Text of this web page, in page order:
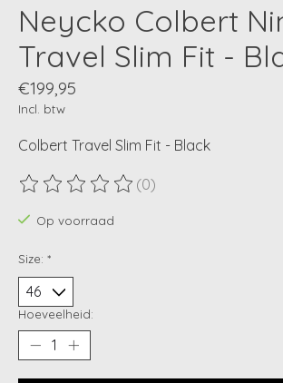
Neycko Colbert
Travel Slim Fit -
€199,95
Incl. btw
Colbert Travel Slim Fit - Black
De beoordeling van dit product is
(0)
Op voorraad
Size: *
Hoeveelheid: